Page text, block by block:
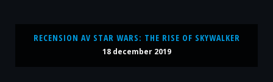
RECENSION AV STAR WARS: THE RISE OF SKYWALKER
18 december 2019